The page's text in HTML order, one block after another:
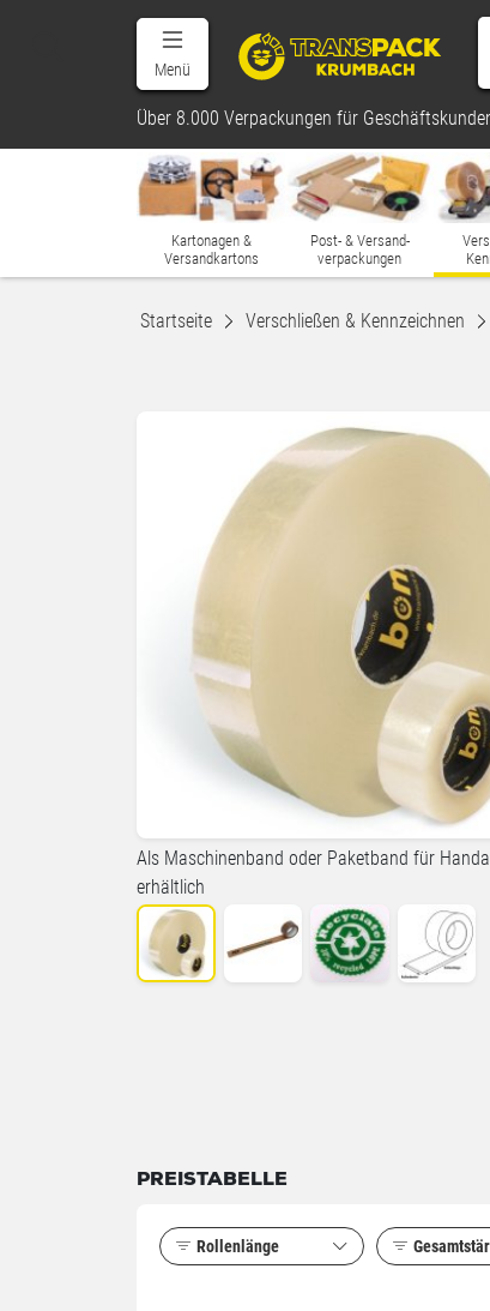
Menü
Über 8.000 Verpackungen für
Kartonagen &
Versandkartons
Post- & Versand-
verpackungen
Startseite Verschließen & Kennzeichnen
Als Maschinenband oder Paketband für
erhältlich
PREISTABELLE
Rollenlänge